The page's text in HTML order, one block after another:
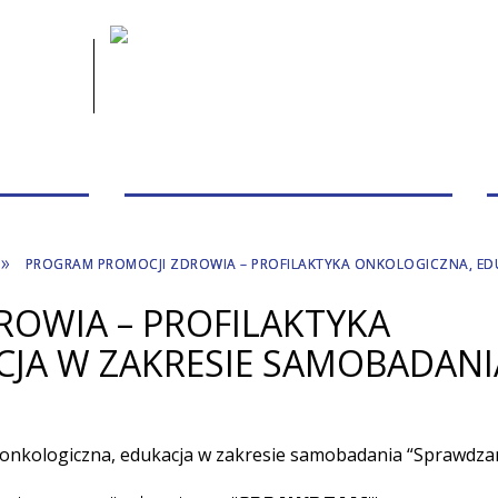
PROGRAM PROMOCJI ZDROWIA – PROFILAKTYKA ONKOLOGICZNA,
– PROFILAKTYKA
W ZAKRESIE